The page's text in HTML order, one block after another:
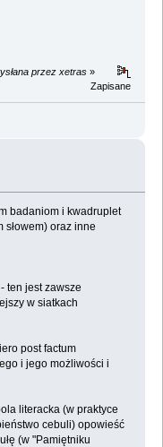
przez xetras »
Zapisane
badaniom i kwadruplet
oraz inne
ten jest zawsze
w siatkach
post factum
i jego możliwości i
literacka (w praktyce
cebuli) opowieść
(w "Pamiętniku